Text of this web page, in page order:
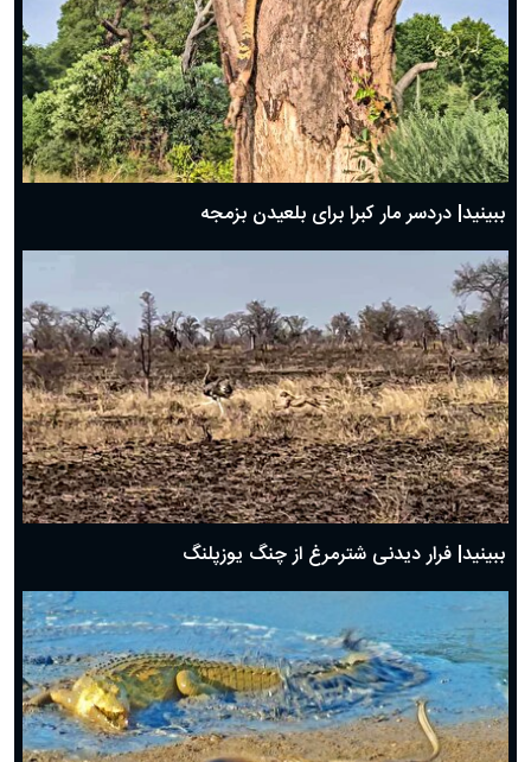
ببینید| دردسر مار کبرا برای بلعیدن بزمجه
ببینید| فرار دیدنی شترمرغ از چنگ یوزپلنگ